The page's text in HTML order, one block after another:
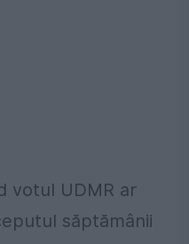
votul UDMR ar
săptămânii